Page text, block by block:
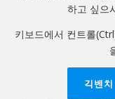
하고 싶으
키보드에서 컨트롤
긱벤